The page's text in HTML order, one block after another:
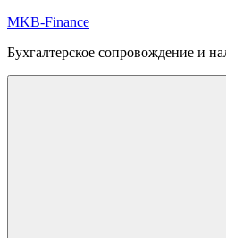
Перейти
содержимому
MKB-Finance
Бухгалтерское сопровождение и